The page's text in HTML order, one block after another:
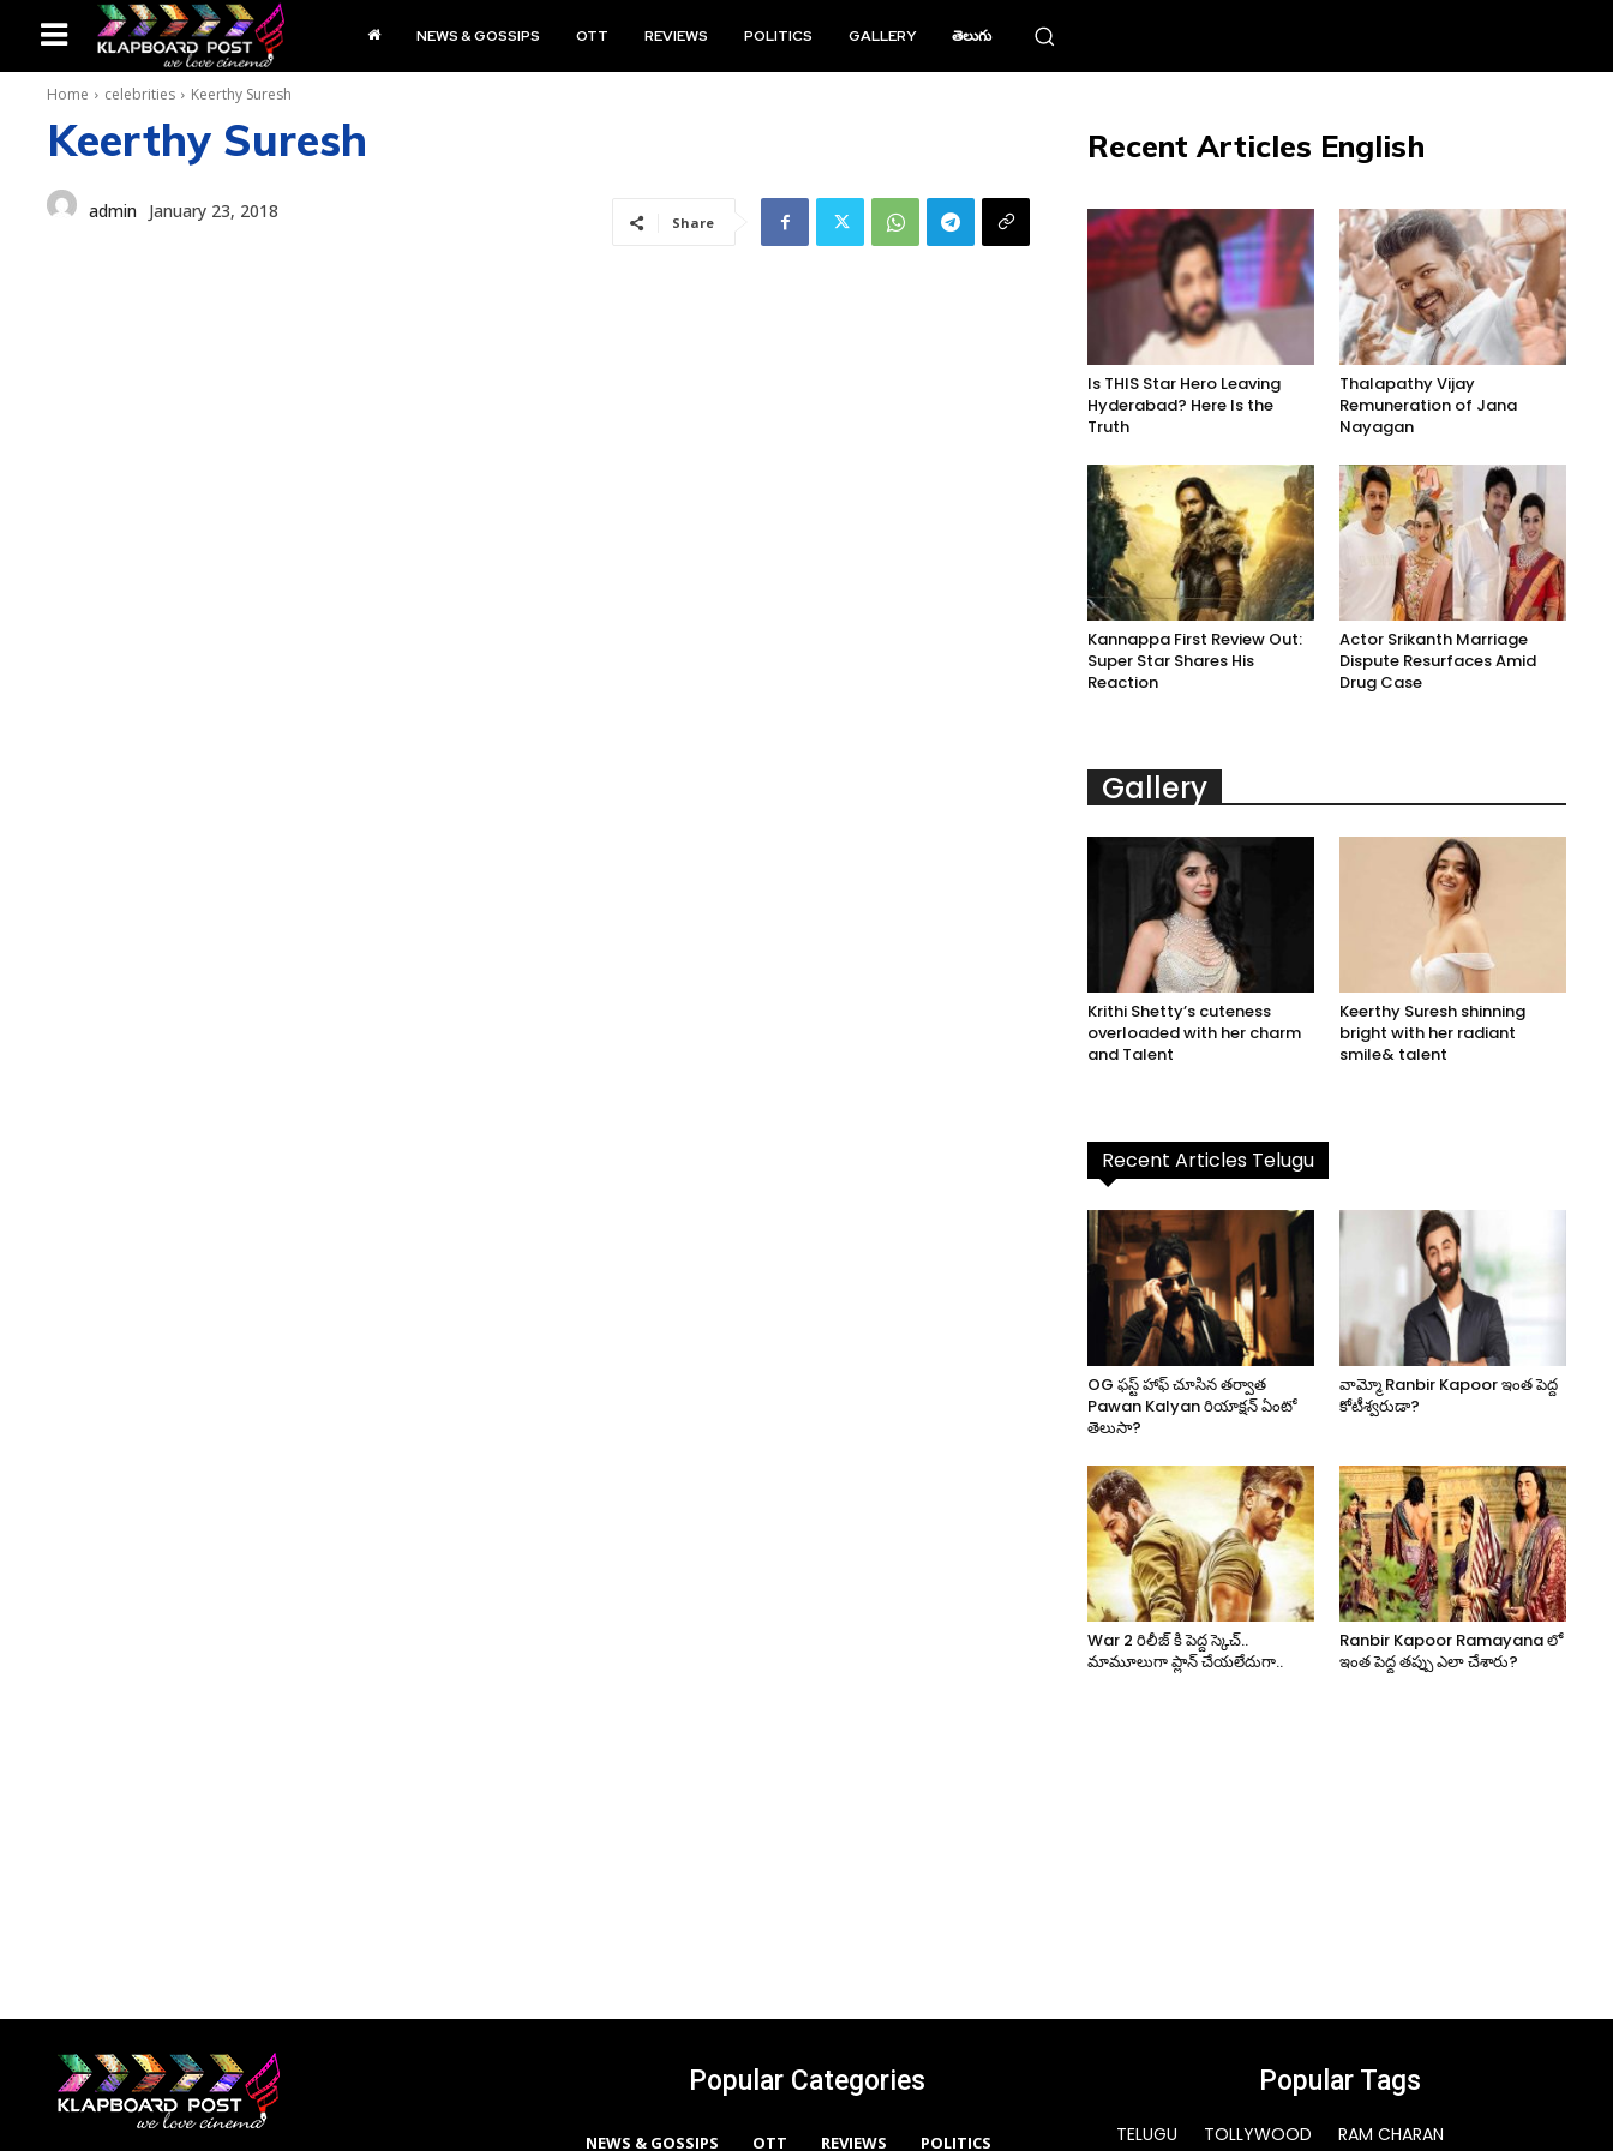
NEWS & GOSSIPS OTT REVIEWS POLITICS GALLERY తెలుగు
Home celebrities Keerthy Suresh
Keerthy Suresh
admin January 23, 2018
Share
Recent Articles English
Is THIS Star Hero Leaving
Hyderabad? Here Is the
Truth
Thalapathy Vijay
Remuneration of Jana
Nayagan
Kannappa First Review Out:
Super Star Shares His
Reaction
Actor Srikanth Marriage
Dispute Resurfaces Amid
Drug Case
Gallery
Krithi Shetty’s cuteness
overloaded with her charm
and Talent
Keerthy Suresh shinning
bright with her radiant
smile& talent
Recent Articles Telugu
OG ఫస్ట్ హాఫ్ చూసిన తర్వాత
Pawan Kalyan రియాక్షన్ ఏంటో
తెలుసా?
వామ్మో Ranbir Kapoor ఇంత పెద్ద
కోటీశ్వరుడా?
War 2 రిలీజ్ కి పెద్ద స్కెచ్..
మామూలుగా ప్లాన్ చేయలేదుగా..
Ranbir Kapoor Ramayana లో
ఇంత పెద్ద తప్పు ఎలా చేశారు?
Popular Categories
NEWS & GOSSIPS OTT REVIEWS POLITICS
Popular Tags
TELUGU TOLLYWOOD RAM CHARAN